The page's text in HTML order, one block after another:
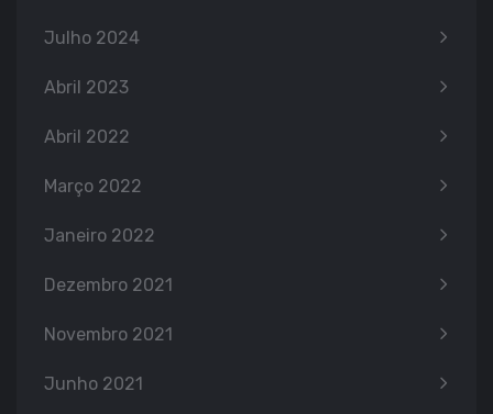
Julho 2024
Abril 2023
Abril 2022
Março 2022
Janeiro 2022
Dezembro 2021
Novembro 2021
Junho 2021